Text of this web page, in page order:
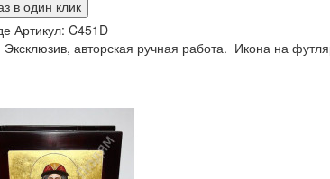
в один клик
Артикул: C451D
Эксклюзив, авторская ручная работа. Икона на